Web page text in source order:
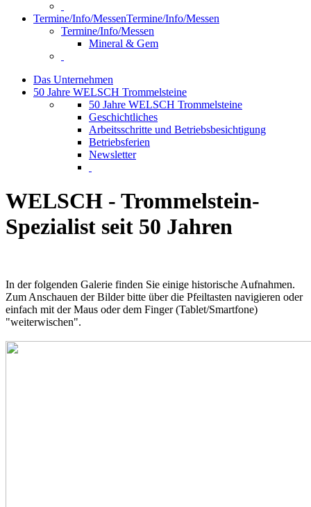
Termine/Info/MessenTermine/Info/Messen
Termine/Info/Messen
Mineral & Gem
Das Unternehmen
50 Jahre WELSCH Trommelsteine
50 Jahre WELSCH Trommelsteine
Geschichtliches
Arbeitsschritte und Betriebsbesichtigung
Betriebsferien
Newsletter
WELSCH - Trommelstein-
Spezialist seit 50 Jahren
In der folgenden Galerie finden Sie einige historische Aufnahmen.
Zum Anschauen der Bilder bitte über die Pfeiltasten navigieren oder
einfach mit der Maus oder dem Finger (Tablet/Smartfone)
"weiterwischen".